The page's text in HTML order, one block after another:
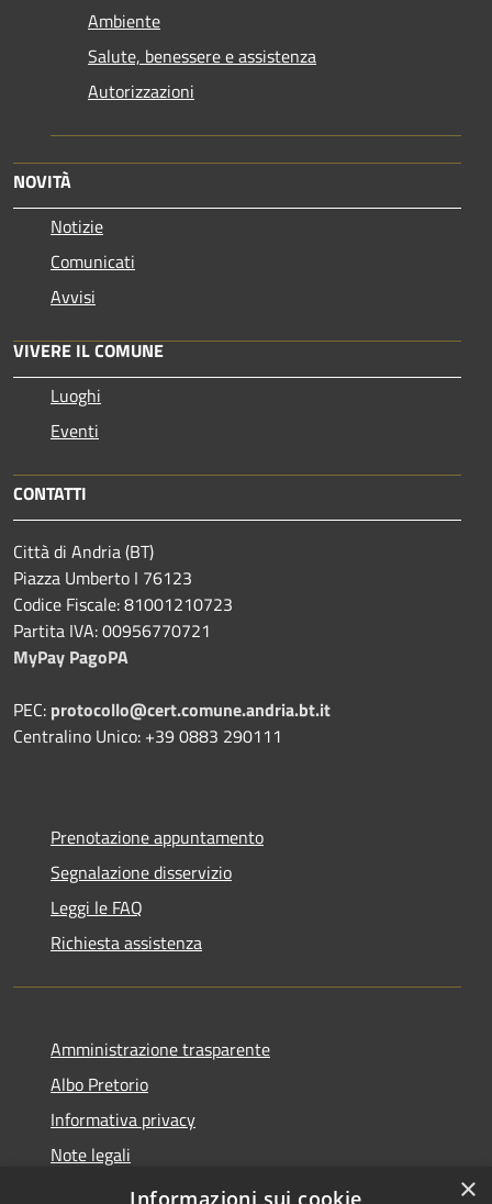
Ambiente
Salute, benessere e assistenza
Autorizzazioni
NOVITÀ
Notizie
Comunicati
Avvisi
VIVERE IL COMUNE
Luoghi
Eventi
CONTATTI
Città di Andria (BT)
Piazza Umberto I 76123
Codice Fiscale: 81001210723
Partita IVA: 00956770721
MyPay PagoPA
PEC: protocollo@cert.comune.andria.bt.it
Centralino Unico: +39 0883 290111
Prenotazione appuntamento
Segnalazione disservizio
Leggi le FAQ
Richiesta assistenza
Amministrazione trasparente
Albo Pretorio
Informativa privacy
Note legali
Dichiarazione di accessibilità
×
Informazioni sui cookie